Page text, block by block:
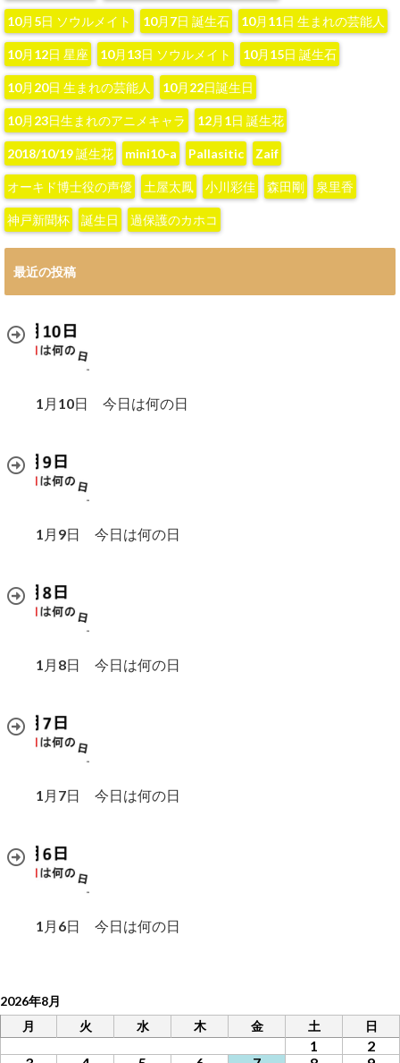
10月5日 ソウルメイト 10月7日 誕生石 10月11日 生まれの芸能人
10月12日 星座 10月13日 ソウルメイト 10月15日 誕生石
10月20日 生まれの芸能人 10月22日誕生日
10月23日生まれのアニメキャラ 12月1日 誕生花
2018/10/19 誕生花 mini10-a Pallasitic Zaif
オーキド博士役の声優 土屋太鳳 小川彩佳 森田剛 泉里香
神戸新聞杯 誕生日 過保護のカホコ
最近の投稿
1月10日 今日は何の日
1月9日 今日は何の日
1月8日 今日は何の日
1月7日 今日は何の日
1月6日 今日は何の日
2026年8月
月
火 水 木 金 土 日
1
2